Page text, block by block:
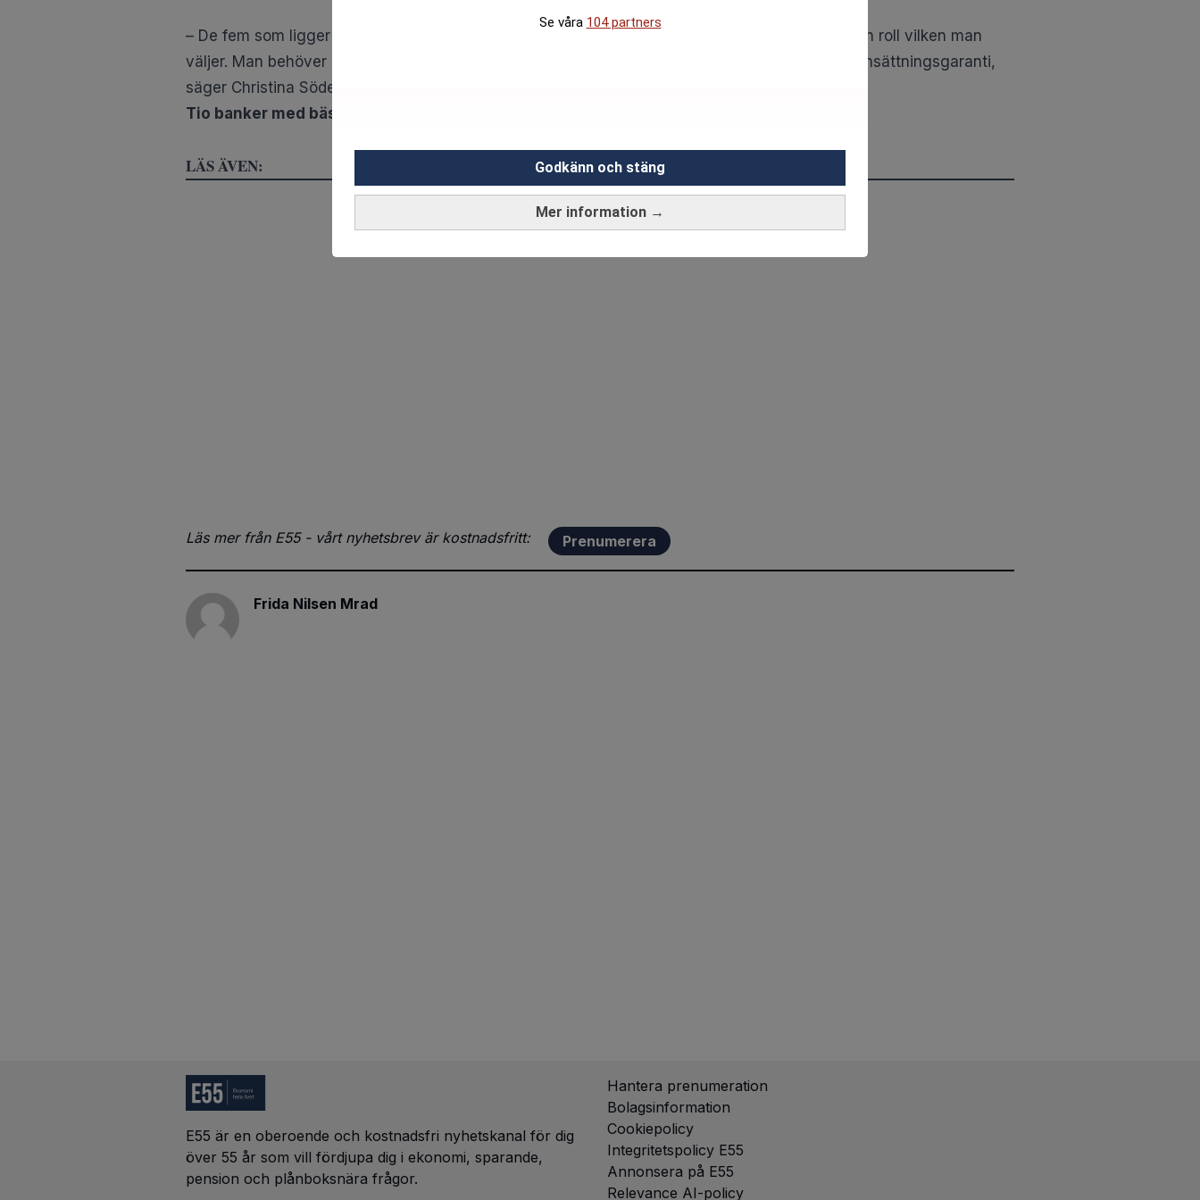
Se våra 104 partners
Mer information →
Godkänn och stäng
– De fem som ligger i topp höjer och sänker med små marginaler så det spelar egentligen ingen roll vilken man
väljer. Man behöver inte heller vara rädd att välja en bank man inte känner till så länge de har insättningsgaranti,
säger Christina Söderberg.
Tio banker med bäst ränta*
LÄS ÄVEN:
Läs mer från E55 - vårt nyhetsbrev är kostnadsfritt: Prenumerera
Frida Nilsen Mrad
E55 är en oberoende och kostnadsfri nyhetskanal för dig
över 55 år som vill fördjupa dig i ekonomi, sparande,
pension och plånboksnära frågor.
Hantera prenumeration
Bolagsinformation
Cookiepolicy
Integritetspolicy E55
Annonsera på E55
Relevance AI-policy